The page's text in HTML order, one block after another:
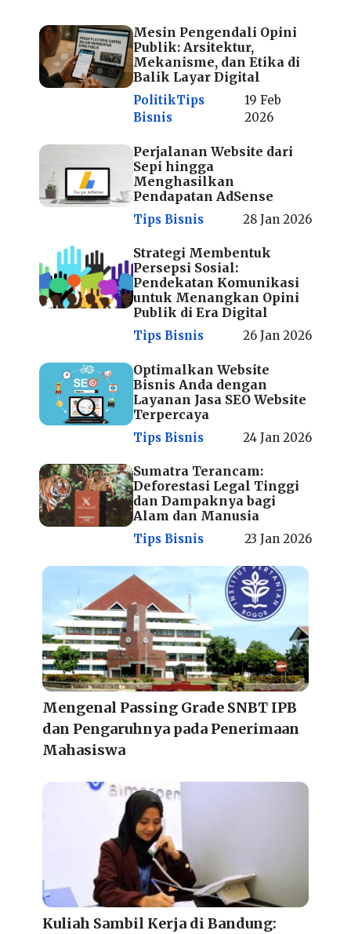
Mesin Pengendali Opini
Publik: Arsitektur,
Mekanisme, dan Etika di
Balik Layar Digital
PolitikTips
Bisnis
19 Feb
2026
Perjalanan Website dari
Sepi hingga
Menghasilkan
Pendapatan AdSense
Tips Bisnis 28 Jan 2026
Strategi Membentuk
Persepsi Sosial:
Pendekatan Komunikasi
untuk Menangkan Opini
Publik di Era Digital
Tips Bisnis 26 Jan 2026
Optimalkan Website
Bisnis Anda dengan
Layanan Jasa SEO Website
Terpercaya
Tips Bisnis 24 Jan 2026
Sumatra Terancam:
Deforestasi Legal Tinggi
dan Dampaknya bagi
Alam dan Manusia
Tips Bisnis 23 Jan 2026
Mengenal Passing Grade SNBT IPB
dan Pengaruhnya pada Penerimaan
Mahasiswa
Kuliah Sambil Kerja di Bandung: